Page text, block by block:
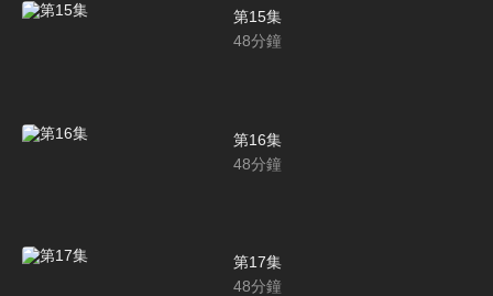
第15集
48分鐘
第16集
48分鐘
第17集
48分鐘